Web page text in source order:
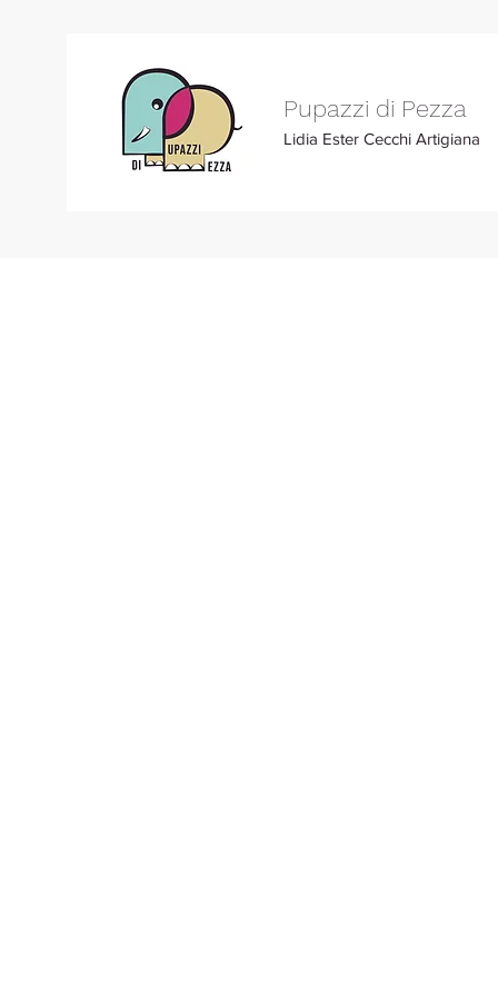
Pupazzi di Pezza
Lidia Ester Cecchi Artigiana